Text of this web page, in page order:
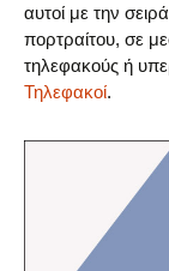
αυτοί με την
πορτραίτου, σε
τηλεφακούς ή
Τηλεφακοί.